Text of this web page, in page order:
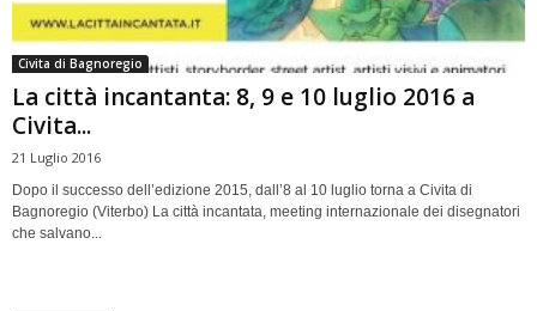
Civita di Bagnoregio
La città incantanta: 8, 9 e 10 luglio 2016 a
Civita...
21 Luglio 2016
Dopo il successo dell’edizione 2015, dall’8 al 10 luglio torna a Civita di
Bagnoregio (Viterbo) La città incantata, meeting internazionale dei disegnatori
che salvano...